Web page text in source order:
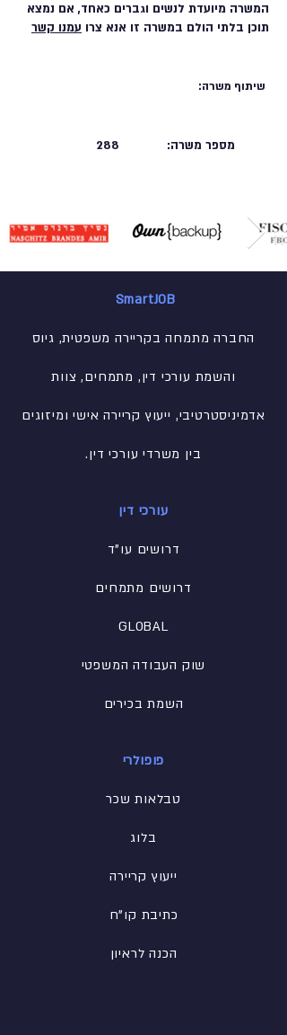
המשרה מיועדת לנשים וגברים כאחד, אם נמצא
תוכן בלתי הולם במשרה זו אנא צרו עמנו קשר
שיתוף משרה:
288 מספר משרה:
SmartJOB
החברה מתמחה בקריירה משפטית, גיוס
והשמת עורכי דין, מתמחים, צוות
אדמיניסטרטיבי, ייעוץ קריירה אישי ומיזוגים
בין משרדי עורכי דין.
עורכי דין
דרושים עו"ד
דרושים מתמחים
GLOBAL
שוק העבודה המשפטי
השמת בכירים
פופולרי
טבלאות שכר
בלוג
ייעוץ קריירה
כתיבת קו"ח
הכנה לראיון